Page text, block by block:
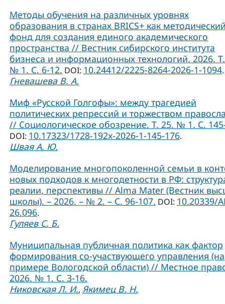
Методы обучения на различных уровнях
образования в странах BRICS+ как
фонд для создания единого академического
пространства // Вестник сибирского института
бизнеса и информационных технологий. 2026.
№ 1. С. 6-12. DOI: 10.24412/2225-8264-2026-1-1094.
Гневашева В. А.
Миф «Русской Голгофы»: между трагедией
политических репрессий и торжеством
// Социологическое обозрение. Т. 25. № 1. С.
DOI: 10.17323/1728-192x-2026-1-145-176.
Швая А. Ю.
Моделирование многопоколенной семьи в
новых подходов к многодетности в РФ:
реалии, перспективы // Alma Mater (Вестник
школы). – 2026. – № 2. – С. 96-107. DOI: 10.20339/
26.096.
Гуляев С. Б.
Муниципальная публичная политика как фактор
формирования со-участвующего управления (на
примере Вологодской области) // Местное
2026. № 1. С. 3-16.
Никовская Л. И., Якимец В. Н.